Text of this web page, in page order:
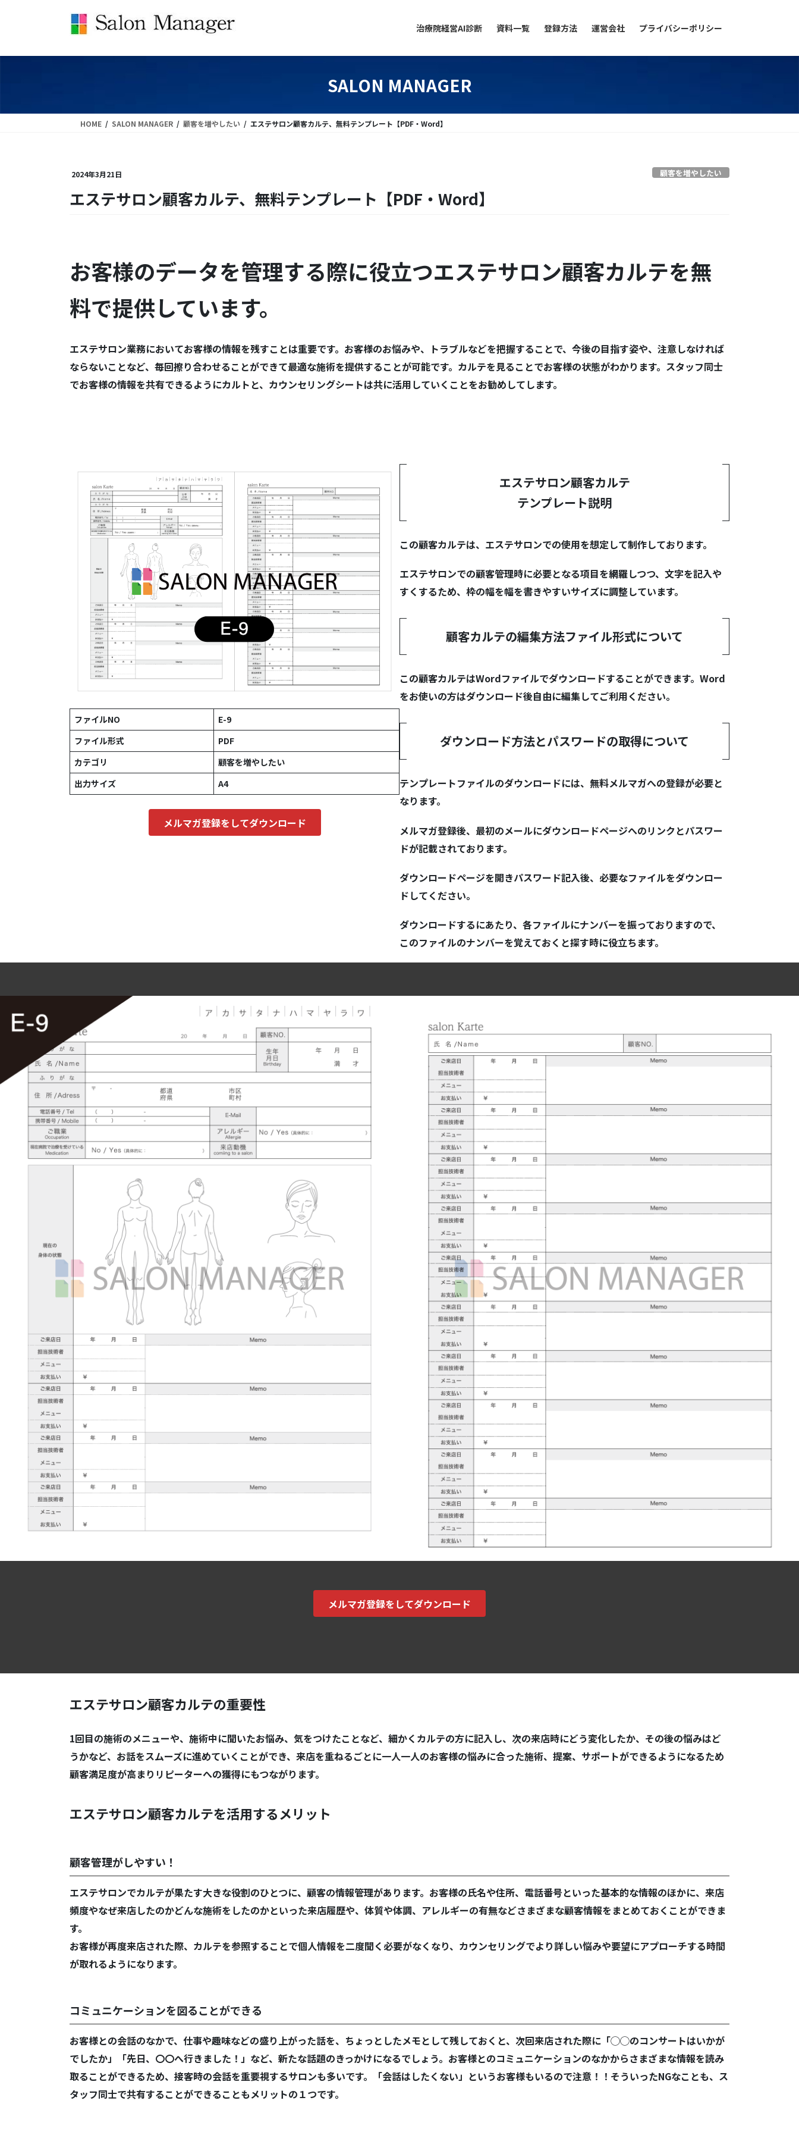
治療院経営AI診断 資料一覧 登録方法 運営会社 プライバシーポリシー
SALON MANAGER
HOME SALON MANAGER 顧客を増やしたい エステサロン顧客カルテ、無料テンプレート【PDF・Word】
2024年3月21日 顧客を増やしたい
エステサロン顧客カルテ、無料テンプレート【PDF・Word】
お客様のデータを管理する際に役立つエステサロン顧客カルテを無
料で提供しています。
エステサロン業務においてお客様の情報を残すことは重要です。お客様のお悩みや、トラブルなどを把握することで、今後の目指す姿や、注意しなければ
ならないことなど、毎回擦り合わせることができて最適な施術を提供することが可能です。カルテを見ることでお客様の状態がわかります。スタッフ同士
でお客様の情報を共有できるようにカルトと、カウンセリングシートは共に活用していくことをお勧めしてします。
ファイルNO
E-9
ファイル形式
PDF
カテゴリ
顧客を増やしたい
出力サイズ
A4
メルマガ登録をしてダウンロード
エステサロン顧客カルテ
テンプレート説明
この顧客カルテは、エステサロンでの使用を想定して制作しております。
エステサロンでの顧客管理時に必要となる項目を網羅しつつ、文字を記入や
すくするため、枠の幅を幅を書きやすいサイズに調整しています。
顧客カルテの編集方法ファイル形式について
この顧客カルテはWordファイルでダウンロードすることができます。Word
をお使いの方はダウンロード後自由に編集してご利用ください。
ダウンロード方法とパスワードの取得について
テンプレートファイルのダウンロードには、無料メルマガへの登録が必要と
なります。
メルマガ登録後、最初のメールにダウンロードページへのリンクとパスワー
ドが記載されております。
ダウンロードページを開きパスワード記入後、必要なファイルをダウンロー
ドしてください。
ダウンロードするにあたり、各ファイルにナンバーを振っておりますので、
このファイルのナンバーを覚えておくと探す時に役立ちます。
メルマガ登録をしてダウンロード
エステサロン顧客カルテの重要性
1回目の施術のメニューや、施術中に聞いたお悩み、気をつけたことなど、細かくカルテの方に記入し、次の来店時にどう変化したか、その後の悩みはど
うかなど、お話をスムーズに進めていくことができ、来店を重ねるごとに一人一人のお客様の悩みに合った施術、提案、サポートができるようになるため
顧客満足度が高まりリピーターへの獲得にもつながります。
エステサロン顧客カルテを活用するメリット
顧客管理がしやすい！
エステサロンでカルテが果たす大きな役割のひとつに、顧客の情報管理があります。お客様の氏名や住所、電話番号といった基本的な情報のほかに、来店
頻度やなぜ来店したのかどんな施術をしたのかといった来店履歴や、体質や体調、アレルギーの有無などさまざまな顧客情報をまとめておくことができま
す。
お客様が再度来店された際、カルテを参照することで個人情報を二度聞く必要がなくなり、カウンセリングでより詳しい悩みや要望にアプローチする時間
が取れるようになります。
コミュニケーションを図ることができる
お客様との会話のなかで、仕事や趣味などの盛り上がった話を、ちょっとしたメモとして残しておくと、次回来店された際に「◯◯のコンサートはいかが
でしたか」「先日、〇〇へ行きました！」など、新たな話題のきっかけになるでしょう。お客様とのコミュニケーションのなかからさまざまな情報を読み
取ることができるため、接客時の会話を重要視するサロンも多いです。「会話はしたくない」というお客様もいるので注意！！そういったNGなことも、ス
タッフ同士で共有することができることもメリットの１つです。